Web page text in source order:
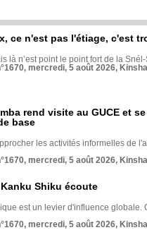
ce n'est pas l'étiage, c'est
là n’est point le point fort de la
mercredi, 5 août 2026,
rend visite au GUCE et
base
les activités informelles de
mercredi, 5 août 2026,
Shiku écoute
est un levier d'influence globale.
mercredi, 5 août 2026,